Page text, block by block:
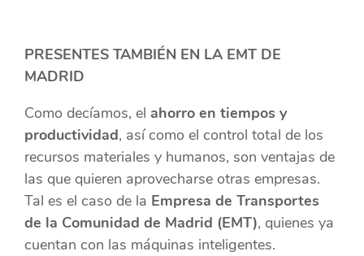
PRESENTES TAMBIÉN EN LA EMT DE
MADRID
Como decíamos, el ahorro en tiempos y
productividad, así como el control total de los
recursos materiales y humanos, son ventajas de
las que quieren aprovecharse otras empresas.
Tal es el caso de la Empresa de Transportes
de la Comunidad de Madrid (EMT), quienes ya
cuentan con las máquinas inteligentes.